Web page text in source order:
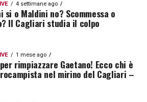
4 settimane ago
si o Maldini no? Scommessa o
Il Cagliari studia il colpo
1 mese ago
rimpiazzare Gaetano! Ecco chi è
nel mirino del Cagliari –